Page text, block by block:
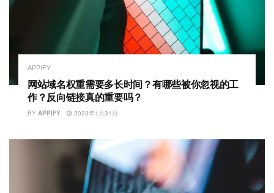
APPIFY
网站域名权重需要多长时间？有哪些被你忽视的工
作？反向链接真的重要吗？
BY APPIFY 2023年1月31日